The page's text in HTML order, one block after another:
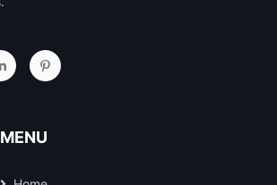
MENU